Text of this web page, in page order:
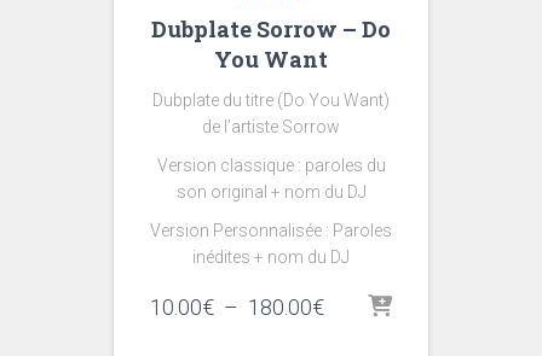
Dubplate Sorrow – Do
You Want
Dubplate du titre (Do You Want)
de l’artiste Sorrow
Version classique : paroles du
son original + nom du DJ
Version Personnalisée : Paroles
inédites + nom du DJ
10.00€ – 180.00€Plage